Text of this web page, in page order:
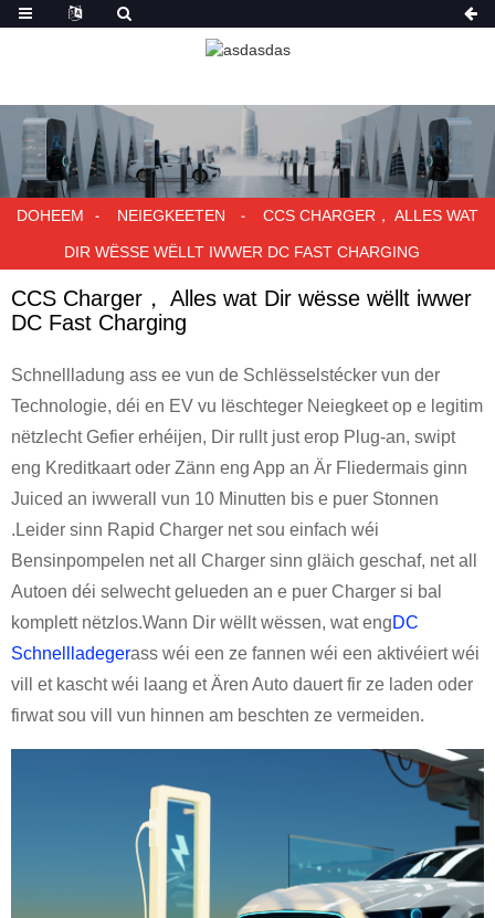
DOHEEM NEIEGKEETEN CCS CHARGER， ALLES WAT
DIR WËSSE WËLLT IWWER DC FAST CHARGING
CCS Charger， Alles wat Dir wësse wëllt iwwer
DC Fast Charging
Schnellladung ass ee vun de Schlësselstécker vun der
Technologie, déi en EV vu lëschteger Neiegkeet op e legitim
nëtzlecht Gefier erhéijen, Dir rullt just erop Plug-an, swipt
eng Kreditkaart oder Zänn eng App an Är Fliedermais ginn
Juiced an iwwerall vun 10 Minutten bis e puer Stonnen
.Leider sinn Rapid Charger net sou einfach wéi
Bensinpompelen net all Charger sinn gläich geschaf, net all
Autoen déi selwecht gelueden an e puer Charger si bal
komplett nëtzlos.Wann Dir wëllt wëssen, wat engDC
Schnellladegerass wéi een ze fannen wéi een aktivéiert wéi
vill et kascht wéi laang et Ären Auto dauert fir ze laden oder
firwat sou vill vun hinnen am beschten ze vermeiden.